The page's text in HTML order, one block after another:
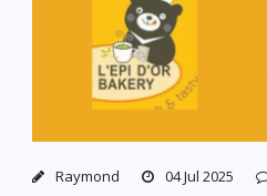
Raymond 04 Jul 2025